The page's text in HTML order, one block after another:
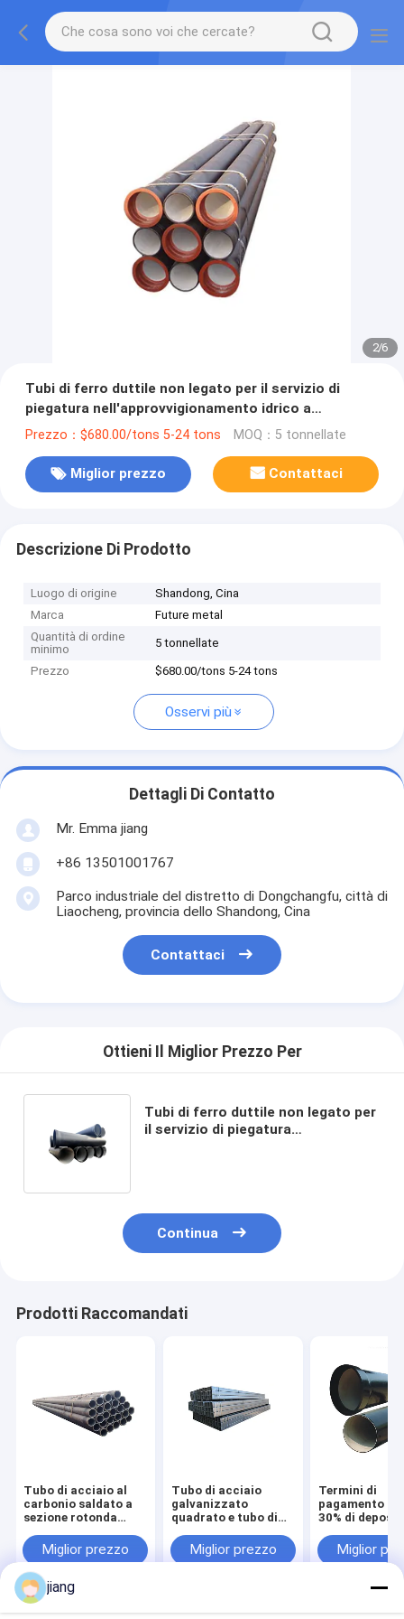
2/6
Tubi di ferro duttile non legato per il servizio di
piegatura nell'approvvigionamento idrico a
pressione e nelle acque reflue
Prezzo：$680.00/tons 5-24 tons MOQ：5 tonnellate
Miglior prezzo Contattaci
Descrizione Di Prodotto
Luogo di origine
Shandong, Cina
Marca
Future metal
Quantità di ordine
minimo
5 tonnellate
Prezzo $680.00/tons 5-24 tons
Osservi più
Dettagli Di Contatto
Mr. Emma jiang
+86 13501001767
Parco industriale del distretto di Dongchangfu, città di
Liaocheng, provincia dello Shandong, Cina
Contattaci
Ottieni Il Miglior Prezzo Per
Tubi di ferro duttile non legato per
il servizio di piegatura
Continua
Prodotti Raccomandati
Tubo di acciaio al
carbonio saldato a
sezione rotonda
laminato a freddo
Miglior prezzo
Tubo di acciaio
galvanizzato
quadrato e tubo di
cuciture
Miglior prezzo
Termini di
pagamento L/
30% di
idrico e
ghisa su
Miglior
jiang